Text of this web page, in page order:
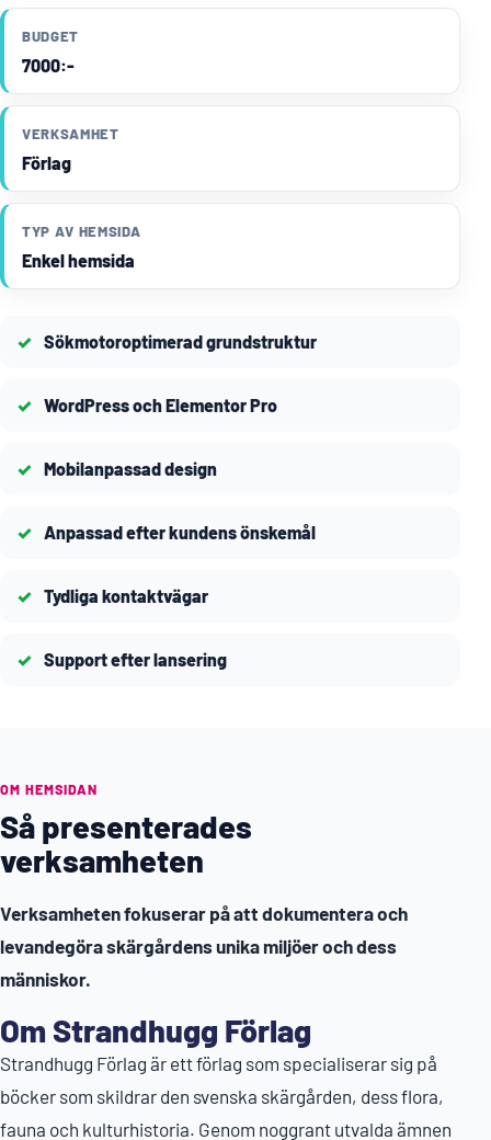
BUDGET
7000:-
VERKSAMHET
Förlag
TYP AV HEMSIDA
Enkel hemsida
Sökmotoroptimerad grundstruktur
WordPress och Elementor Pro
Mobilanpassad design
Anpassad efter kundens önskemål
Tydliga kontaktvägar
Support efter lansering
OM HEMSIDAN
Så presenterades
verksamheten
Verksamheten fokuserar på att dokumentera och
levandegöra skärgårdens unika miljöer och dess
människor.
Om Strandhugg Förlag
Strandhugg Förlag är ett förlag som specialiserar sig på
böcker som skildrar den svenska skärgården, dess flora,
fauna och kulturhistoria. Genom noggrant utvalda ämnen